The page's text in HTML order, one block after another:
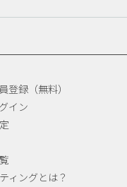
登録（無料）
イン
ィングとは？